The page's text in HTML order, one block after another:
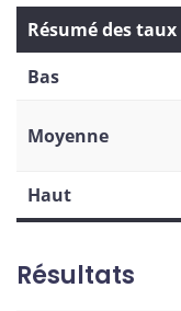
Résumé des
Bas
Moyenne
Haut
Résultats